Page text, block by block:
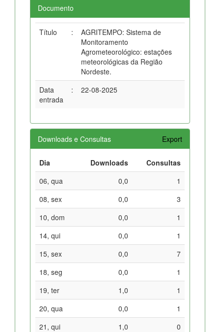
Documento
Título :
AGRITEMPO: Sistema de
Monitoramento
Agrometeorológico: estações
meteorológicas da Região
Nordeste.
Data
entrada
: 22-08-2025
Downloads e Consultas Export
Dia Downloads
Consultas
06, qua
0,0
1
08, sex
0,0
3
10, dom
0,0
1
14, qui
0,0
1
15, sex
0,0
7
18, seg
0,0
1
19, ter
1,0
1
20, qua
0,0
1
21, qui
1,0
0